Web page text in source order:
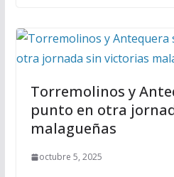
Torremolinos y
punto en otra
malagueñas
octubre 5, 2025